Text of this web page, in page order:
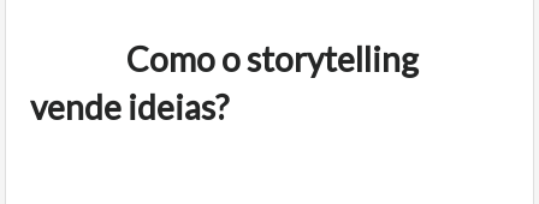
Como o storytelling
vende ideias?